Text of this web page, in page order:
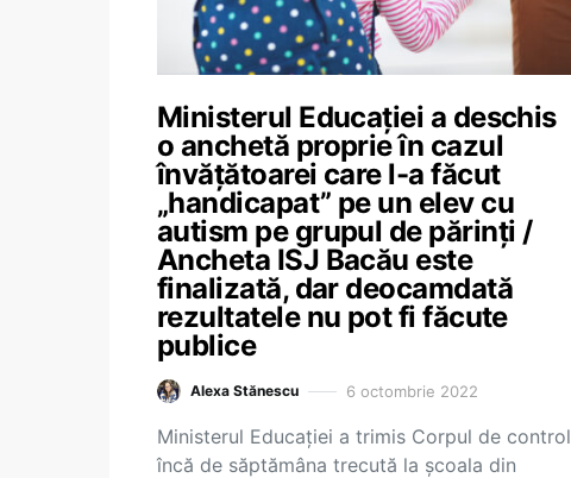
Ministerul Educației a deschis
o anchetă proprie în cazul
învățătoarei care l-a făcut
„handicapat” pe un elev cu
autism pe grupul de părinți /
Ancheta ISJ Bacău este
finalizată, dar deocamdată
rezultatele nu pot fi făcute
publice
Alexa Stănescu 6 octombrie 2022
Ministerul Educației a trimis Corpul de control
încă de săptămâna trecută la școala din